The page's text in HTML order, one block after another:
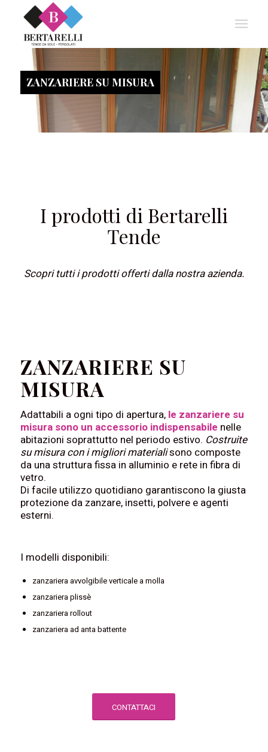
ZANZARIERE SU MISURA
I prodotti di Bertarelli
Tende
Scopri tutti i prodotti offerti dalla nostra azienda.
ZANZARIERE SU
MISURA
Adattabili a ogni tipo di apertura, le zanzariere su
misura sono un accessorio indispensabile nelle
abitazioni soprattutto nel periodo estivo. Costruite
su misura con i migliori materialisono composte
da una struttura fissa in alluminio e rete in fibra di
vetro.
Di facile utilizzo quotidiano garantiscono la giusta
protezione da zanzare, insetti, polvere e agenti
esterni.
I modelli disponibili:
zanzariera avvolgibile verticale a molla
zanzariera plissè
zanzariera rollout
zanzariera ad anta battente
CONTATTACI